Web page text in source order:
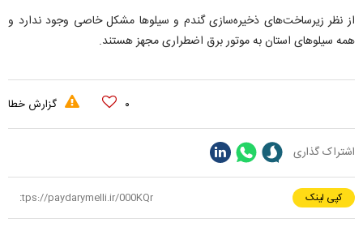
از نظر زیرساخت‌های ذخیره‌سازی گندم و سیلو‌ها مشکل خاصی وجود ندارد و
همه سیلو‌های استان به موتور برق اضطراری مجهز هستند.
۰ گزارش خطا
اشتراک گذاری
کپی لینک